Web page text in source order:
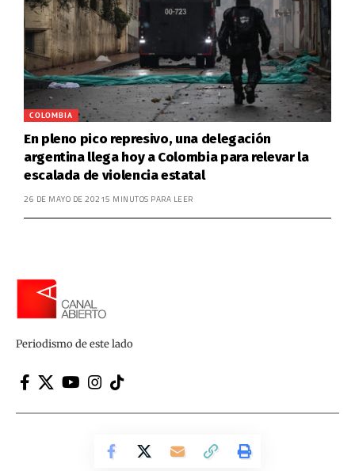
COLOMBIA
En pleno pico represivo, una delegación
argentina llega hoy a Colombia para relevar la
escalada de violencia estatal
26 DE MAYO DE 20215 MINUTOS PARA LEER
Periodismo de este lado
Canal Abierto | Periodismo de este lado